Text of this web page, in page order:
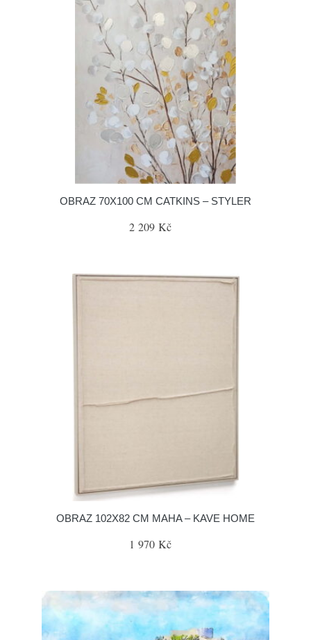
OBRAZ 70X100 CM CATKINS – STYLER
2 209 Kč
OBRAZ 102X82 CM MAHA – KAVE HOME
1 970 Kč